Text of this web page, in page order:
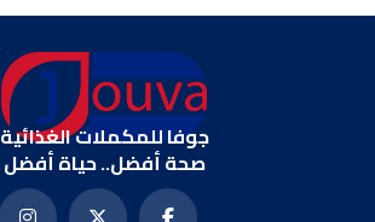
جوفا للمكملات الغذائية
صحة أفضل.. حياة أفضل